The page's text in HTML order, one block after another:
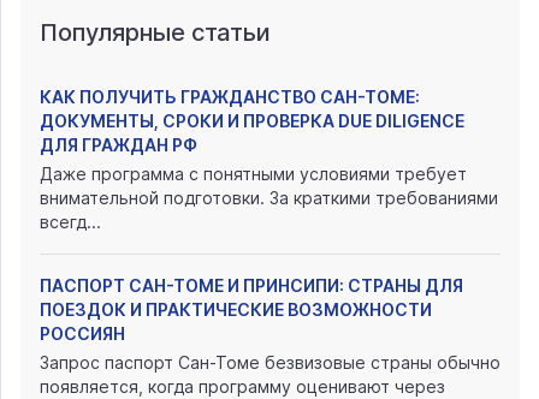
Популярные статьи
КАК ПОЛУЧИТЬ ГРАЖДАНСТВО САН-ТОМЕ:
ДОКУМЕНТЫ, СРОКИ И ПРОВЕРКА DUE DILIGENCE
ДЛЯ ГРАЖДАН РФ
Даже программа с понятными условиями требует
внимательной подготовки. За краткими требованиями
всегд...
ПАСПОРТ САН-ТОМЕ И ПРИНСИПИ: СТРАНЫ ДЛЯ
ПОЕЗДОК И ПРАКТИЧЕСКИЕ ВОЗМОЖНОСТИ
РОССИЯН
Запрос паспорт Сан-Томе безвизовые страны обычно
появляется, когда программу оценивают через